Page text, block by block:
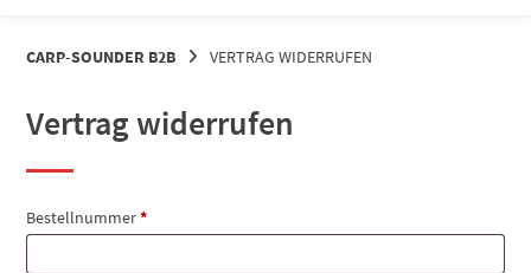
CARP-SOUNDER B2B VERTRAG WIDERRUFEN
Vertrag widerrufen
Bestellnummer*erforderlich
Page URI *erforderlich